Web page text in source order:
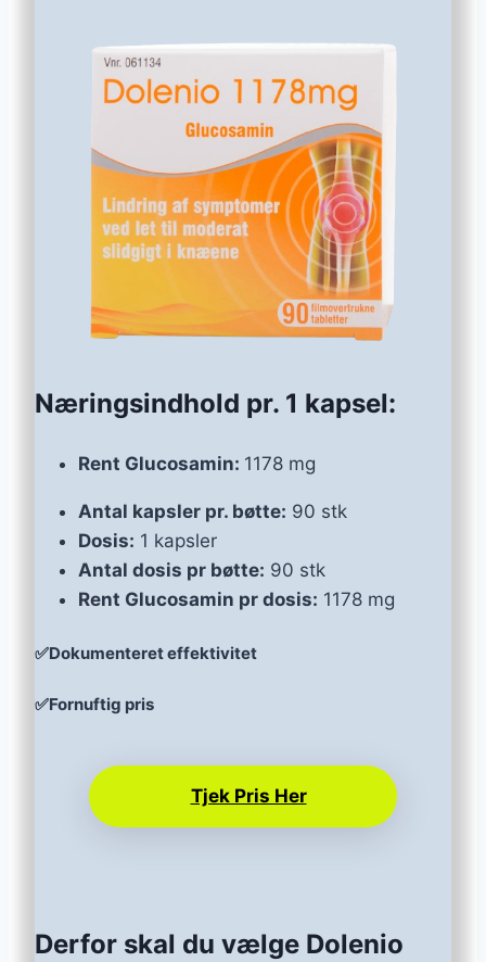
Næringsindhold pr. 1 kapsel:
Rent Glucosamin: 1178 mg
Antal kapsler pr. bøtte: 90 stk
Dosis: 1 kapsler
Antal dosis pr bøtte: 90 stk
Rent Glucosamin pr dosis: 1178 mg
✅Dokumenteret effektivitet
✅Fornuftig pris
Tjek Pris Her
Derfor skal du vælge Dolenio